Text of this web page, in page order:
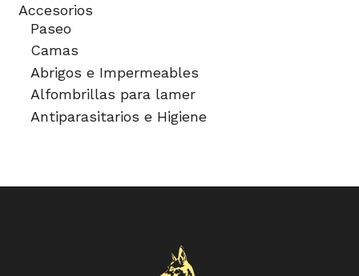
Accesorios
Paseo
Camas
Abrigos e Impermeables
Alfombrillas para lamer
Antiparasitarios e Higiene